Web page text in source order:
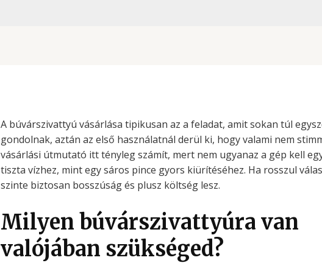
A búvárszivattyú vásárlása tipikusan az a feladat, amit sokan túl
gondolnak, aztán az első használatnál derül ki, hogy valami nem
vásárlási útmutató itt tényleg számít, mert nem ugyanaz a gép kell
tiszta vízhez, mint egy sáros pince gyors kiürítéséhez. Ha rosszul
szinte biztosan bosszúság és plusz költség lesz.
Milyen búvárszivattyúra van
valójában szükséged?